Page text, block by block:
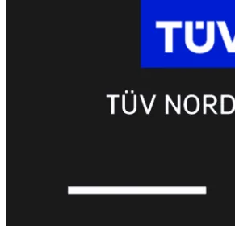
40FFortiWiFi
50GFortiWiFi
FortiWiFi